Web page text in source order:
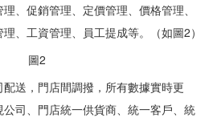
促銷管理、定價管理、價格管理、
、工資管理、員工提成等。（如圖2）
圖2
送，門店間調撥，所有數據實時更
司、門店統一供貨商、統一客戶、統